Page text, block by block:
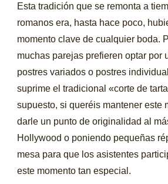
Esta tradición que se remonta a
romanos era, hasta hace poco,
momento clave de cualquier boda.
muchas parejas prefieren optar por
postres variados o postres
suprime el tradicional «corte de
supuesto, si queréis mantener este
darle un punto de originalidad al
Hollywood o poniendo pequeñas
mesa para que los asistentes
este momento tan especial.